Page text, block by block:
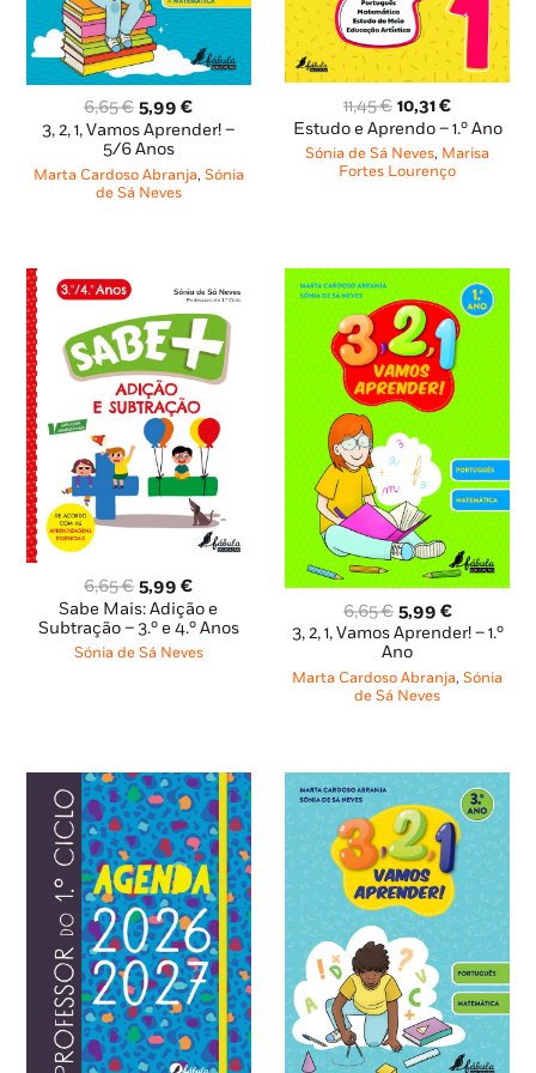
6,65€ O
preço
original
era:
6,65 €.
5,99€O
preço
é:
3, 2, 1, Vamos Aprender! –
5/6 Anos
Marta Cardoso Abranja, Sónia
de Sá Neves
11,45€ O
preço
original
era:
10,31€O
preço
atual
é:
Estudo e Aprendo – 1.º Ano
Sónia de Sá Neves, Marisa
Fortes Lourenço
6,65€ O
preço
original
era:
5,99€O
preço
atual
é:
Sabe Mais: Adição e
Subtração – 3.º e 4.º Anos
Sónia de Sá Neves
6,65€ O
preço
original
era:
6,65 €.
5,99 €O
preço
é:
3, 2, 1, Vamos Aprender! – 1.º
Ano
Marta Cardoso Abranja,Sónia
de Sá Neves